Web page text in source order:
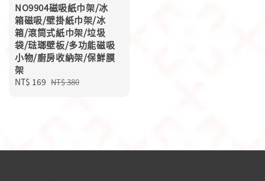
NO9904磁吸紙巾架/冰
箱磁吸/壁掛紙巾架/冰
箱/滾筒式紙巾架/垃圾
袋/琺瑯壁板/多功能磁吸
小物/廚房收納架/保鮮膜
架
Sale
NT$ 169 Regular
NT$ 380